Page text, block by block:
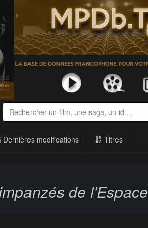
Dernières modifications Titres
de l'Espace